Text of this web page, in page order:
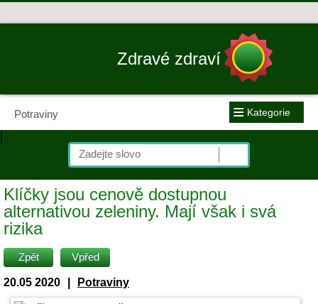
Zdravé zdraví
Potraviny ≡ Kategorie
|
Klíčky jsou cenově dostupnou
alternativou zeleniny. Mají však i svá
rizika
Zpět Vpřed
20.05 2020 Potraviny